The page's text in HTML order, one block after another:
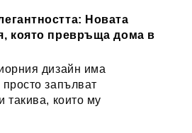
Новата
която превръща дома в
дизайн има
запълват
такива, които му